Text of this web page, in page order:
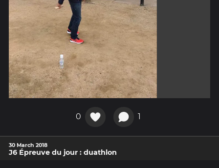
0 1
30 March 2018
J6 Épreuve du jour : duathlon